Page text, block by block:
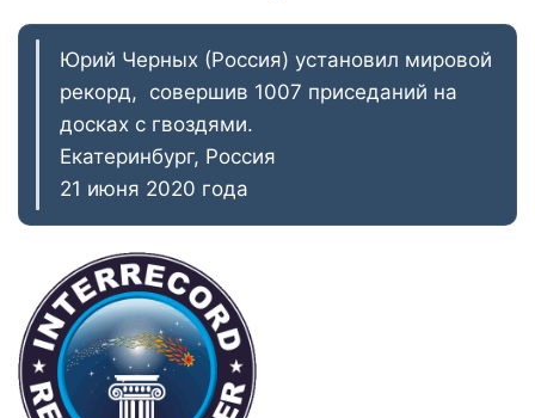
Юрий Черных (Россия) установил мировой
рекорд, совершив 1007 приседаний на
досках с гвоздями.
Екатеринбург, Россия
21 июня 2020 года